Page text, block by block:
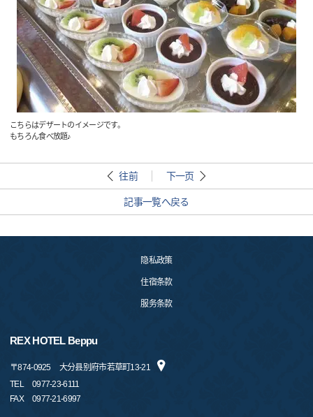
こちらはデザートのイメージです。
もちろん食べ放題♪
往前 下一页
記事一覧へ戻る
隐私政策
住宿条款
服务条款
REX HOTEL Beppu
〒874-0925
大分县别府市若草町13-21
TEL
0977-23-6111
FAX
0977-21-6997